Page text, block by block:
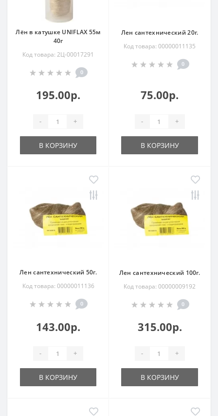
Лён в катушке UNIFLAX 55м
40г
Код товара: 2Ц-00017291
0
195.00р.
- +
В КОРЗИНУ
Лен сантехнический 20г.
Код товара: 00000011135
0
75.00р.
- +
В КОРЗИНУ
Лен сантехнический 50г.
Код товара: 00000011136
0
143.00р.
- +
В КОРЗИНУ
Лен сантехнический 100г.
Код товара: 00000009192
0
315.00р.
- +
В КОРЗИНУ